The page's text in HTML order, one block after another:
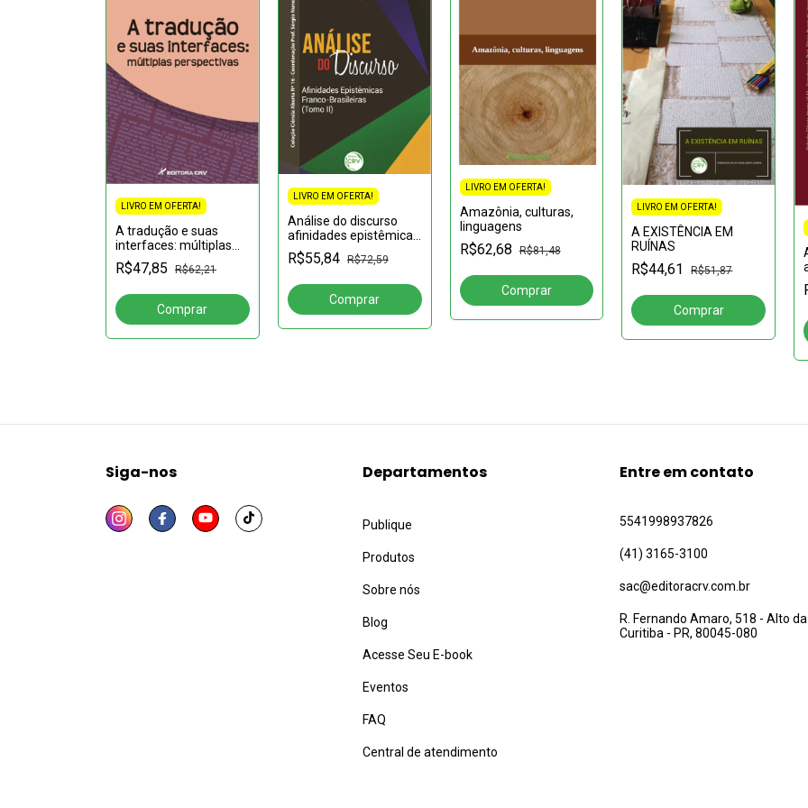
LIVRO EM OFERTA!
A tradução e suas
interfaces: múltiplas
perspectivas
R$47,85 R$62,21
LIVRO EM OFERTA!
Análise do discurso
afinidades epistêmicas
franco-brasileiras
(Tomo II): Volume 16
R$55,84 R$72,59
LIVRO EM OFERTA!
Amazônia, culturas,
linguagens
R$62,68 R$81,48
LIVRO EM OFERTA!
A EXISTÊNCIA EM
RUÍNAS
R$44,61 R$51,87
Siga-nos Departamentos
Publique
Produtos
Sobre nós
Blog
Acesse Seu E-book
Eventos
FAQ
Central de atendimento
Entre em contato
5541998937826
(41) 3165-3100
sac@editoracrv.com.br
R. Fernando Amaro, 518 - Alto da
Curitiba - PR, 80045-080